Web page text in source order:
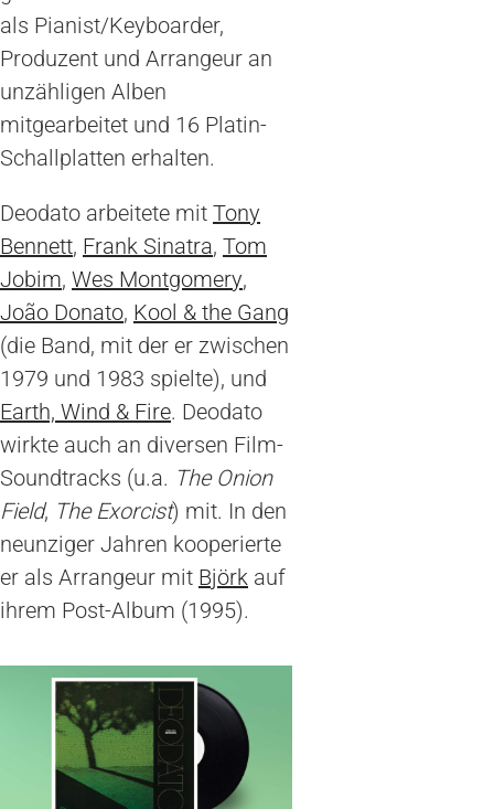
als Pianist/Keyboarder,
Produzent und Arrangeur an
unzähligen Alben
mitgearbeitet und 16 Platin-
Schallplatten erhalten.
Deodato arbeitete mit Tony
Bennett, Frank Sinatra, Tom
Jobim, Wes Montgomery,
João Donato, Kool & the Gang
(die Band, mit der er zwischen
1979 und 1983 spielte), und
Earth, Wind & Fire. Deodato
wirkte auch an diversen Film-
Soundtracks (u.a. The Onion
Field, The Exorcist) mit. In den
neunziger Jahren kooperierte
er als Arrangeur mit Björk auf
ihrem Post-Album (1995).